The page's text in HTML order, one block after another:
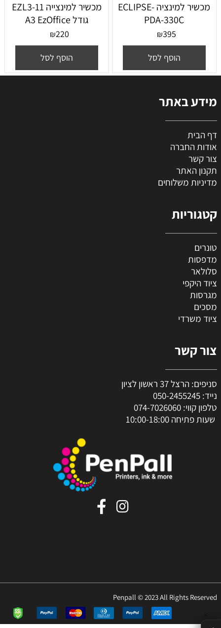
מכשיר למינציה -ECLIPSE
PDA-330C
₪395
הוסף לסל
מכשיר למינצייה EZL3-11
גודל A3 EzOffice
₪220
הוסף לסל
מידע באתר
דף הבית
אודות החברה
צור קשר
תקנון האתר
מדיניות משלוחים
קטגוריות
טונרים
מדפסות
סלולאר
ציוד היקפי
מגרסות
מסכים
ציוד משרדי
צור קשר
סניפים: הרצל 37 ראשון לציון
נייד: 050-2455245
טלפון קווי: 074-7026060
שעות פתיחה 10:00-18:00
Penpall © 2023 All Rights Reserved